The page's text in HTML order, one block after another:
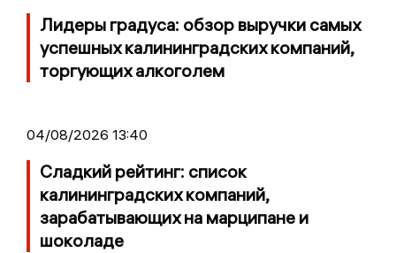
Лидеры градуса: обзор выручки самых
успешных калининградских компаний,
торгующих алкоголем
04/08/2026 13:40
Сладкий рейтинг: список
калининградских компаний,
зарабатывающих на марципане и
шоколаде